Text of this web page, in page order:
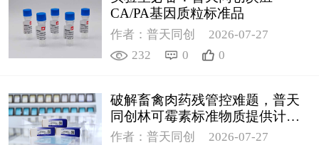
CA/PA基因质粒标准品
作者：普天同创
2026-07-27
232
0 0
破解畜禽肉药残管控难题，普天
同创林可霉素标准物质提供计量
支撑
作者：普天同创
2026-07-27